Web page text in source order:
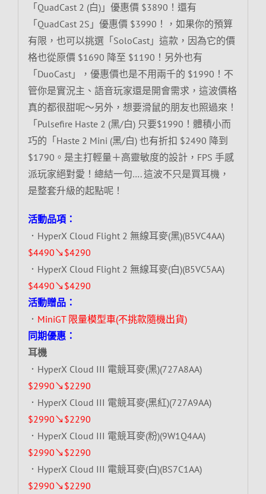
「QuadCast 2 (白)」優惠價 $3890！還有
「QuadCast 2S」優惠價 $3990！，如果你的預算
有限，也可以挑選「SoloCast」這款，因為它的價
格也從原價 $1690 降至 $1190！另外也有
「DuoCast」，優惠價也是不用兩千的 $1990！不
管你是實況主、語音玩家還是開會需求，這波價格
真的都很甜呢～另外，想要滑鼠的朋友也照過來！
「Pulsefire Haste 2 (黑/白) 只要$1990！體積小而
巧的「Haste 2 Mini (黑/白) 也有折扣 $2490 降到
$1790。是主打輕量＋高靈敏度的設計，FPS 手感
派玩家絕對愛！總結一句…. 這波不只是買耳機，
是整套升級的起點呢！
活動品項：
．HyperX Cloud Flight 2 無線耳麥(黑)(B5VC4AA)
$4490↘$4290
．HyperX Cloud Flight 2 無線耳麥(白)(B5VC5AA)
$4490↘$4290
活動贈品：
． MiniGT 限量模型車(不挑款隨機出貨)
同期優惠：
耳機
．HyperX Cloud III 電競耳麥(黑)(727A8AA)
$2990↘$2290
．HyperX Cloud III 電競耳麥(黑紅)(727A9AA)
$2990↘$2290
．HyperX Cloud III 電競耳麥(粉)(9W1Q4AA)
$2990↘$2290
．HyperX Cloud III 電競耳麥(白)(BS7C1AA)
$2990↘$2290